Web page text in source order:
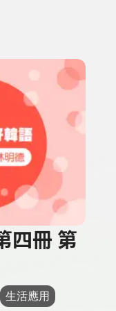
或關鍵字
四冊 第
生活應用